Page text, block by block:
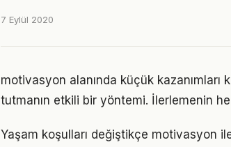
7 Eylül 2020
motivasyon alanında küçük
tutmanın etkili bir yöntemi. İlerlemenin
Yaşam koşulları değiştikçe motivasyon